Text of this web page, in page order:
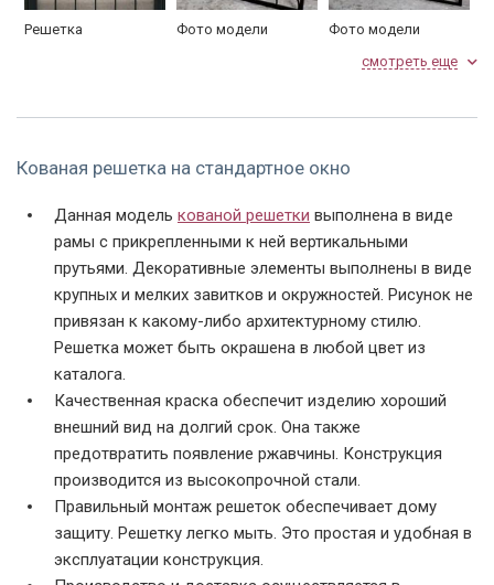
Решетка
Фото модели
Фото модели
Фото модели РК-06 Фото модели РК-06 Фото модели РК-06
Фото модели РК-06 Фото модели РК-06 Фото модели РК-06
смотреть еще
Кованая решетка на стандартное окно
Данная модель кованой решетки выполнена в виде
рамы с прикрепленными к ней вертикальными
прутьями. Декоративные элементы выполнены в виде
крупных и мелких завитков и окружностей. Рисунок не
привязан к какому-либо архитектурному стилю.
Решетка может быть окрашена в любой цвет из
каталога.
Качественная краска обеспечит изделию хороший
внешний вид на долгий срок. Она также
предотвратить появление ржавчины. Конструкция
производится из высокопрочной стали.
Правильный монтаж решеток обеспечивает дому
защиту. Решетку легко мыть. Это простая и удобная в
эксплуатации конструкция.